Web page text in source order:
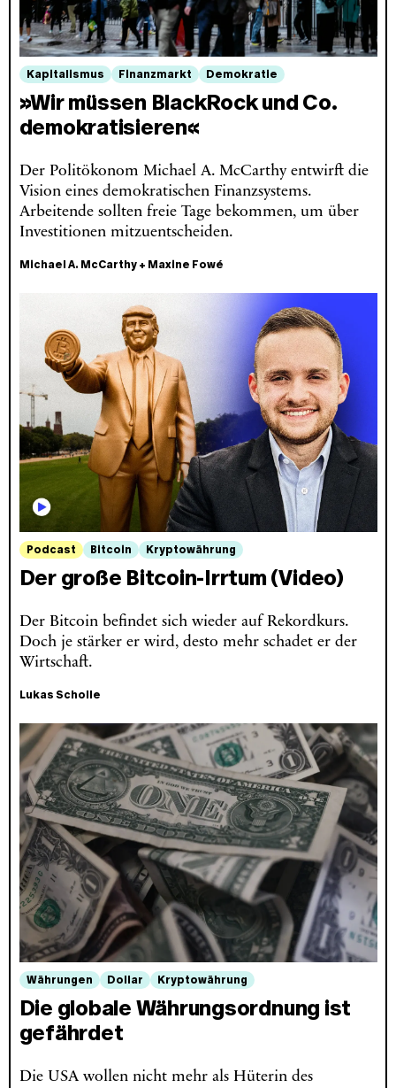
Kapitalismus Finanzmarkt Demokratie
»Wir müssen BlackRock und Co.
demokratisieren«
Der Politökonom Michael A. McCarthy entwirft die
Vision eines demokratischen Finanzsystems.
Arbeitende sollten freie Tage bekommen, um über
Investitionen mitzuentscheiden.
Michael A. McCarthy+ Maxine Fowé
Podcast Bitcoin Kryptowährung
Der große Bitcoin-Irrtum (Video)
Der Bitcoin befindet sich wieder auf Rekordkurs.
Doch je stärker er wird, desto mehr schadet er der
Wirtschaft.
Lukas Scholle
Währungen Dollar Kryptowährung
Die globale Währungsordnung ist
gefährdet
Die USA wollen nicht mehr als Hüterin des